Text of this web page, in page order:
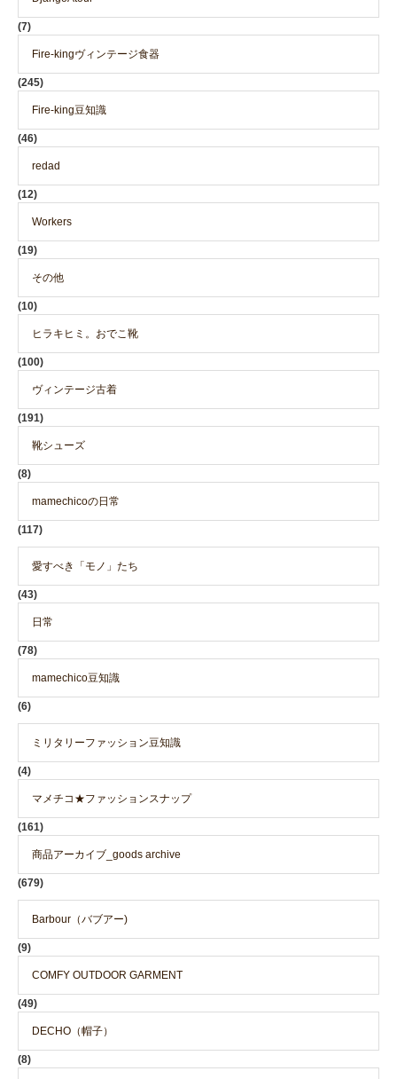
(7)
Fire-kingヴィンテージ食器
(245)
Fire-king豆知識
(46)
redad
(12)
Workers
(19)
その他
(10)
ヒラキヒミ。おでこ靴
(100)
ヴィンテージ古着
(191)
靴シューズ
(8)
mamechicoの日常
(117)
愛すべき「モノ」たち
(43)
日常
(78)
mamechico豆知識
(6)
ミリタリーファッション豆知識
(4)
マメチコ★ファッションスナップ
(161)
商品アーカイブ_goods archive
(679)
Barbour（バブアー)
(9)
COMFY OUTDOOR GARMENT
(49)
DECHO（帽子）
(8)